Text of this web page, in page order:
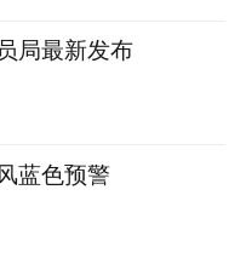
局最新发布
蓝色预警